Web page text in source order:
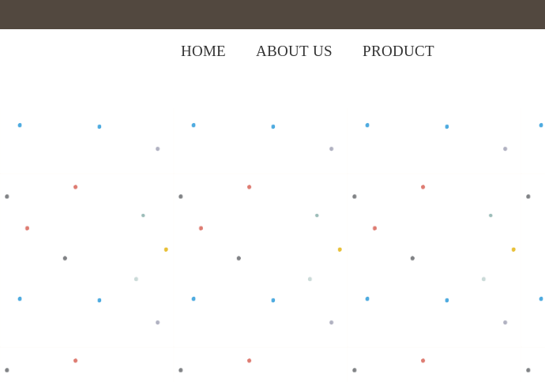
HOME ABOUT US PRODUCT
Shop> , T-shirt Peter Rabbit Adventure F